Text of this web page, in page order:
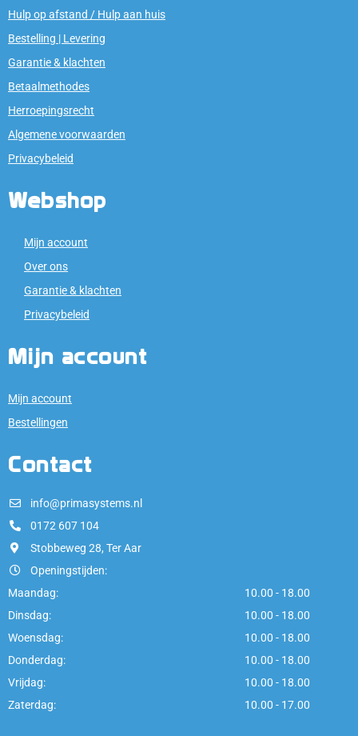
Hulp op afstand / Hulp aan huis
Bestelling | Levering
Garantie & klachten
Betaalmethodes
Herroepingsrecht
Algemene voorwaarden
Privacybeleid
Webshop
Mijn account
Over ons
Garantie & klachten
Privacybeleid
Mijn account
Mijn account
Bestellingen
Contact
info@primasystems.nl
0172 607 104
Stobbeweg 28, Ter Aar
Openingstijden:
Maandag:
10.00 - 18.00
Dinsdag:
10.00 - 18.00
Woensdag:
10.00 - 18.00
Donderdag:
10.00 - 18.00
Vrijdag:
10.00 - 18.00
Zaterdag:
10.00 - 17.00